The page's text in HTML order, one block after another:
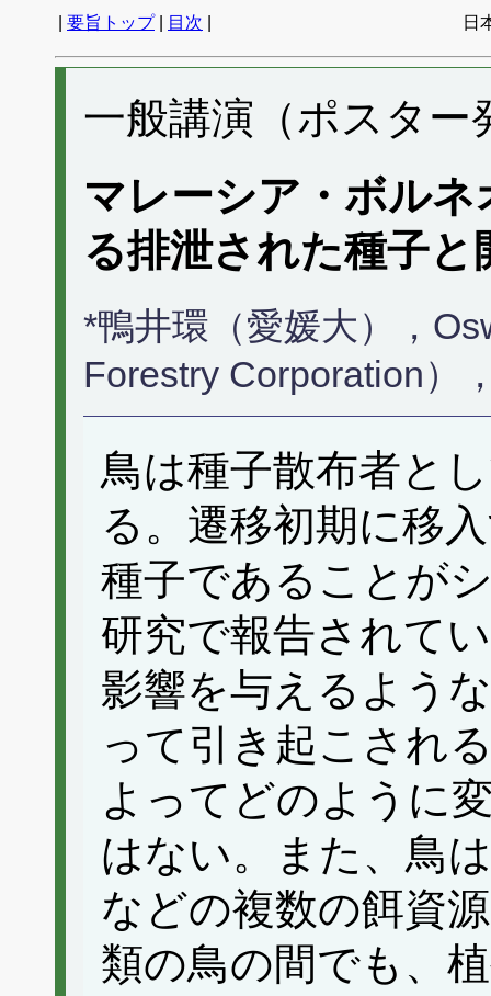
要旨トップ| 目次 日
一般講演（ポスター
マレーシア・ボル
る排泄された種子と
*鴨井環（愛媛大），
Forestry Corporation）
鳥は種子散布者と
る。遷移初期に移
種子であることが
研究で報告されて
影響を与えるよう
って引き起こされ
よってどのように
はない。また、鳥
などの複数の餌資
類の鳥の間でも、